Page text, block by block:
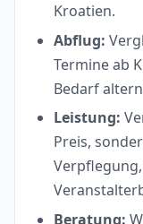
Kroatien.
Abflug:
Termine ab
Bedarf
Leistung:
Preis,
Beratung: